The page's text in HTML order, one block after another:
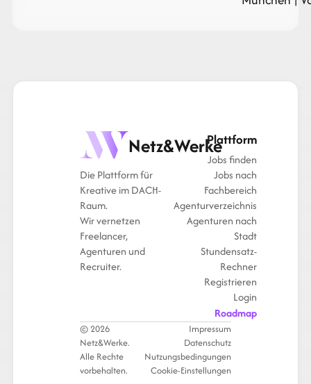
Netz&Werke
Die Plattform für
Kreative im DACH-
Raum.
Wir vernetzen
Freelancer,
Agenturen und
Recruiter.
Plattform
Jobs finden
Jobs nach
Fachbereich
Agenturverzeichnis
Agenturen nach
Stadt
Stundensatz-
Rechner
Registrieren
Login
Roadmap
© 2026
Netz&Werke.
Alle Rechte
vorbehalten.
Impressum
Datenschutz
Nutzungsbedingungen
Cookie-Einstellungen